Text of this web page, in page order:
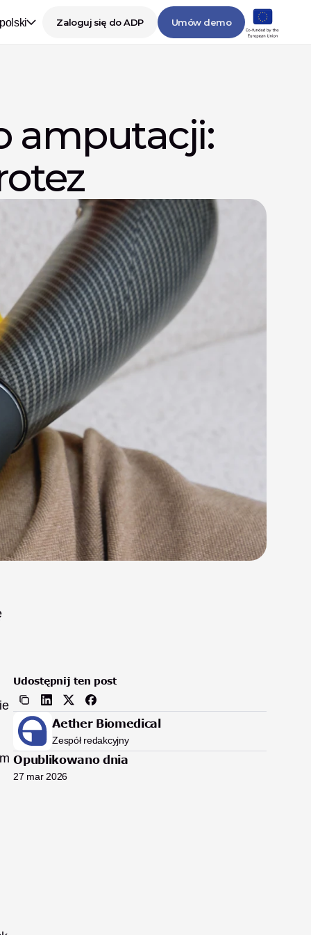
Zaloguj się do ADP Umów demo
amputacji:
Udostępnij ten post
Aether Biomedical
Zespół redakcyjny
Opublikowano dnia
27 mar 2026